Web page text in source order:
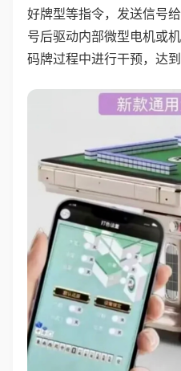
好牌型等指令，发送信号
号后驱动内部微型电机或
码牌过程中进行干预，达到